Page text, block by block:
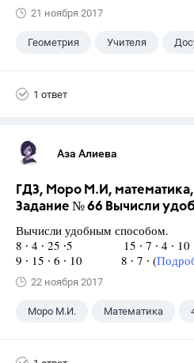
21 ноября 2017
Геометрия Учителя
1 ответ
Аза Алиева
ГДЗ, Моро М.И, математика,
Задание № 66 Вычисли
Вычисли удобным способом.
8 ∙ 4 ∙ 25 ∙5 15 ∙ 7 ∙ 4 ∙
9 ∙ 15 ∙ 6 ∙ 10 8 ∙ 7 ∙ (
22 ноября 2017
Моро М.И. Математика